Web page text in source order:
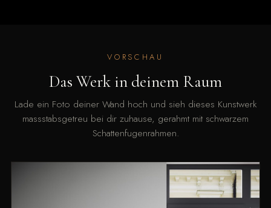
VORSCHAU
Das Werk in deinem Raum
Lade ein Foto deiner Wand hoch und sieh dieses Kunstwerk
massstabsgetreu bei dir zuhause, gerahmt mit schwarzem
Schattenfugenrahmen.